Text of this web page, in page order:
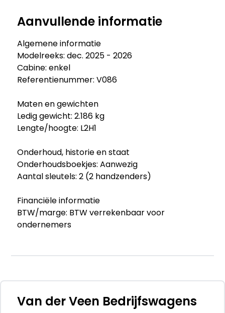
Aanvullende informatie
Algemene informatie
Modelreeks: dec. 2025 - 2026
Cabine: enkel
Referentienummer: V086
Maten en gewichten
Ledig gewicht: 2.186 kg
Lengte/hoogte: L2H1
Onderhoud, historie en staat
Onderhoudsboekjes: Aanwezig
Aantal sleutels: 2 (2 handzenders)
Financiële informatie
BTW/marge: BTW verrekenbaar voor
ondernemers
NL 0505711157 http://www.vdveen.nl
info@vdveen.nl
Van der Veen Bedrijfswagens